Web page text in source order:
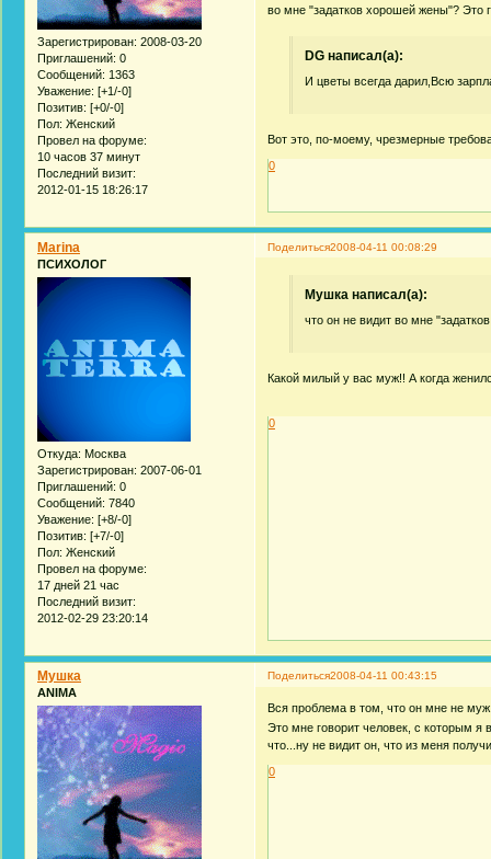
Зарегистрирован: 2008-03-20
Приглашений: 0
Сообщений: 1363
Уважение: [+1/-0]
Позитив: [+0/-0]
Пол: Женский
Провел на форуме:
10 часов 37 минут
Последний визит:
2012-01-15 18:26:17
во мне "задатков хорошей жены"? Это
DG написал(а):
И цветы всегда дарил,Всю
Вот это, по-моему, чрезмерные
0
Поделиться2008-04-11 00:08:29
Marina
ПСИХОЛОГ
Откуда: Москва
Зарегистрирован: 2007-06-01
Приглашений: 0
Сообщений: 7840
Уважение: [+8/-0]
Позитив: [+7/-0]
Пол: Женский
Провел на форуме:
17 дней 21 час
Последний визит:
2012-02-29 23:20:14
Мушка написал(а):
что он не видит во мне
Какой милый у вас муж!! А когда
0
Поделиться2008-04-11 00:43:15
Мушка
ANIMA
Вся проблема в том, что он мне не
Это мне говорит человек, с которым я
что...ну не видит он, что из меня
0